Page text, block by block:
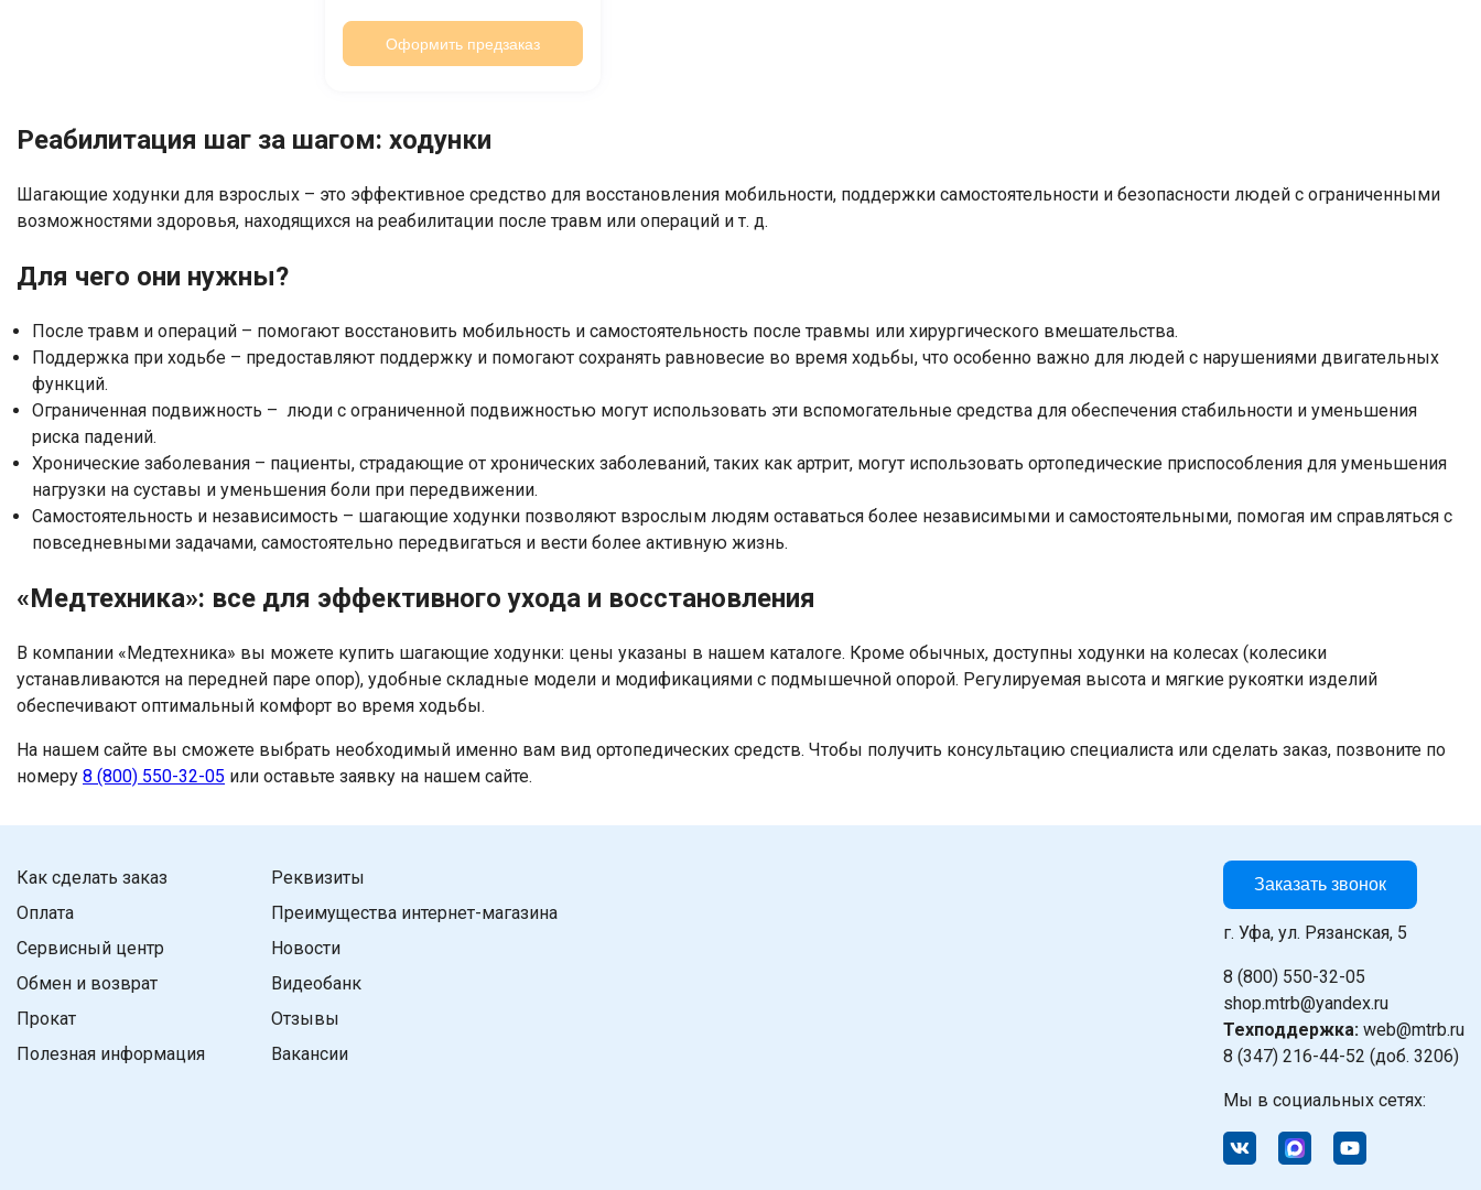
Оформить предзаказ
Реабилитация шаг за шагом: ходунки
Шагающие ходунки для взрослых – это эффективное средство для восстановления мобильности, поддержки самостоятельности и безопасности людей с ограниченными
возможностями здоровья, находящихся на реабилитации после травм или операций и т. д.
Для чего они нужны?
После травм и операций – помогают восстановить мобильность и самостоятельность после травмы или хирургического вмешательства.
Поддержка при ходьбе – предоставляют поддержку и помогают сохранять равновесие во время ходьбы, что особенно важно для людей с нарушениями двигательных
функций.
Ограниченная подвижность – люди с ограниченной подвижностью могут использовать эти вспомогательные средства для обеспечения стабильности и уменьшения
риска падений.
Хронические заболевания – пациенты, страдающие от хронических заболеваний, таких как артрит, могут использовать ортопедические приспособления для уменьшения
нагрузки на суставы и уменьшения боли при передвижении.
Самостоятельность и независимость – шагающие ходунки позволяют взрослым людям оставаться более независимыми и самостоятельными, помогая им справляться с
повседневными задачами, самостоятельно передвигаться и вести более активную жизнь.
«Медтехника»: все для эффективного ухода и восстановления
В компании «Медтехника» вы можете купить шагающие ходунки: цены указаны в нашем каталоге. Кроме обычных, доступны ходунки на колесах (колесики
устанавливаются на передней паре опор), удобные складные модели и модификациями с подмышечной опорой. Регулируемая высота и мягкие рукоятки изделий
обеспечивают оптимальный комфорт во время ходьбы.
На нашем сайте вы сможете выбрать необходимый именно вам вид ортопедических средств. Чтобы получить консультацию специалиста или сделать заказ, позвоните по
номеру 8 (800) 550-32-05 или оставьте заявку на нашем сайте.
Как сделать заказ
Оплата
Сервисный центр
Обмен и возврат
Прокат
Полезная информация
Реквизиты
Преимущества интернет-магазина
Новости
Видеобанк
Отзывы
Вакансии
Заказать звонок
г. Уфа, ул. Рязанская, 5
8 (800) 550-32-05
shop.mtrb@yandex.ru
Техподдержка: web@mtrb.ru
8 (347) 216-44-52 (доб. 3206)
Мы в социальных сетях: